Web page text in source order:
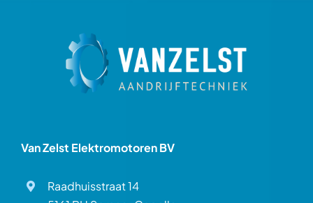
Van Zelst Elektromotoren BV
Raadhuisstraat 14